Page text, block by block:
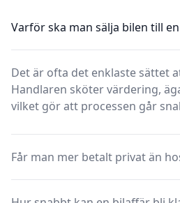
Varför ska man sälja bilen till
Det är ofta det enklaste sättet
Handlaren sköter värdering,
vilket gör att processen går
Får man mer betalt privat än